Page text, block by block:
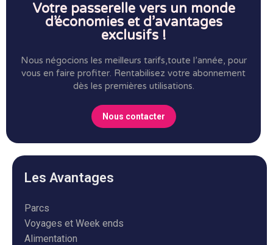
Votre passerelle vers un monde
d’économies et d’avantages
exclusifs !
Nous négocions les meilleurs tarifs,toute l’année, pour
vous en faire profiter. Rentabilisez votre abonnement
dès les premières utilisations.
Nous contacter
Les Avantages
Parcs
Voyages et Week ends
Alimentation